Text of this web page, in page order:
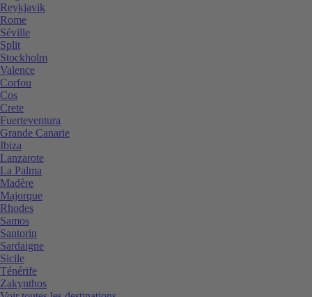
Reykjavik
Rome
Séville
Split
Stockholm
Valence
Corfou
Cos
Crete
Fuerteventura
Grande Canarie
Ibiza
Lanzarote
La Palma
Madère
Majorque
Rhodes
Samos
Santorin
Sardaigne
Sicile
Ténérife
Zakynthos